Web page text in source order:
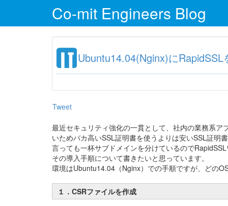
Co-mit Engineers Blog
Ubuntu14.04(Nginx)に
Tweet
最近セキュリティ強化の一貫として、社内の業務系
いためバカ高いSSL証明書を使うよりは安いSSL証明
言っても一杯サブドメインを分けているので
その導入手順について書きたいと思っています。
環境はUbuntu14.04（Nginx）での手順ですが、どの
１．CSRファイルを作成